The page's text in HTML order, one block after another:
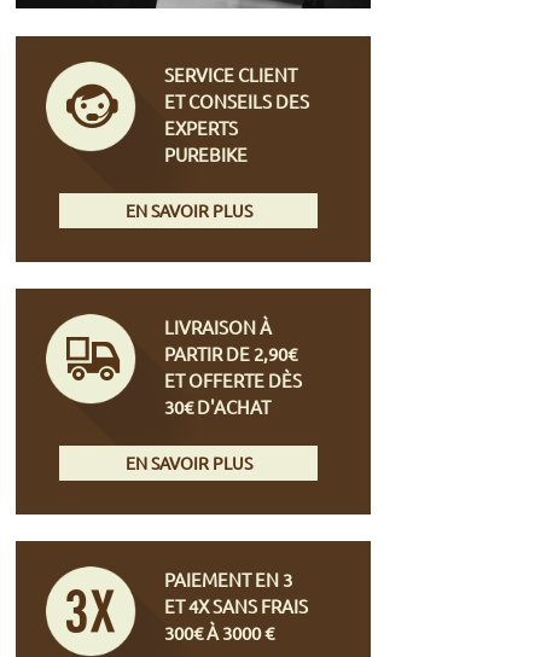
SERVICE CLIENT
ET CONSEILS DES
EXPERTS
PUREBIKE
EN SAVOIR PLUS
LIVRAISON À
PARTIR DE 2,90€
ET OFFERTE DÈS
30€ D'ACHAT
EN SAVOIR PLUS
PAIEMENT EN 3
ET 4X SANS FRAIS
300€ À 3000 €